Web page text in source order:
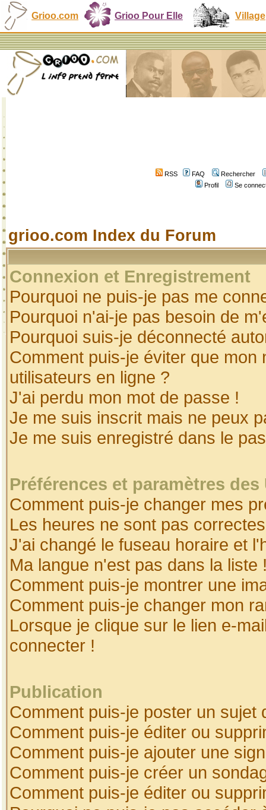
Grioo.com Grioo Pour Elle Village
RSS FAQ
Rechercher
Profil
Se
grioo.com Index du Forum
Connexion et Enregistrement
Pourquoi ne puis-je pas me
Pourquoi n'ai-je pas besoin de
Pourquoi suis-je déconnecté
Comment puis-je éviter que
utilisateurs en ligne ?
J'ai perdu mon mot de passe !
Je me suis inscrit mais ne peux
Je me suis enregistré dans le
Préférences et paramètres
Comment puis-je changer mes
Les heures ne sont pas
J'ai changé le fuseau horaire et
Ma langue n'est pas dans la liste
Comment puis-je montrer une
Comment puis-je changer mon
Lorsque je clique sur le lien e-
connecter !
Publication
Comment puis-je poster un sujet
Comment puis-je éditer ou
Comment puis-je ajouter une
Comment puis-je créer un
Comment puis-je éditer ou